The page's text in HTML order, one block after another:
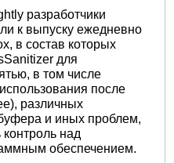
разработчики
к выпуску ежедневно
в состав которых
для
в том числе
после
различных
и иных проблем,
над
обеспечением.